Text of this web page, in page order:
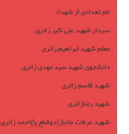
نام تعدادی از شهدا:
سردار شهید علی اکبر زائری
معلم شهید ابراهیم زائری
دانشجوی شهید سید مهدی زائری
شهید قاسم زائری
شهید رضازائری
شهید عرفات جانباز(دوقطع پا)احمد زائری